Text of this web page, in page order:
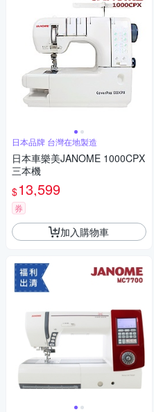
日本品牌 台灣在地製造
日本車樂美JANOME 1000CPX
三本機
$13,599
券
加入購物車